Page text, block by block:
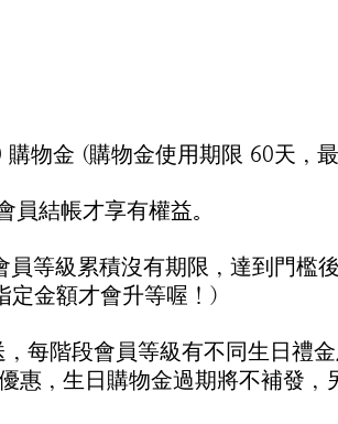
物金 (購物金使用期限 60天，
結帳才享有權益。
員等級累積沒有期限，達到門檻
金額才會升等喔！）
每階段會員等級有不同生日禮金
惠，生日購物金過期將不補發